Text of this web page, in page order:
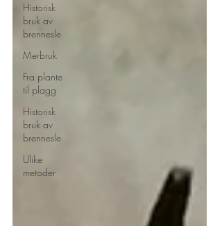
Historisk
bruk av
brennesle
Merbruk
Fra plante
til plagg
Historisk
bruk av
brennesle
Ulike
metoder